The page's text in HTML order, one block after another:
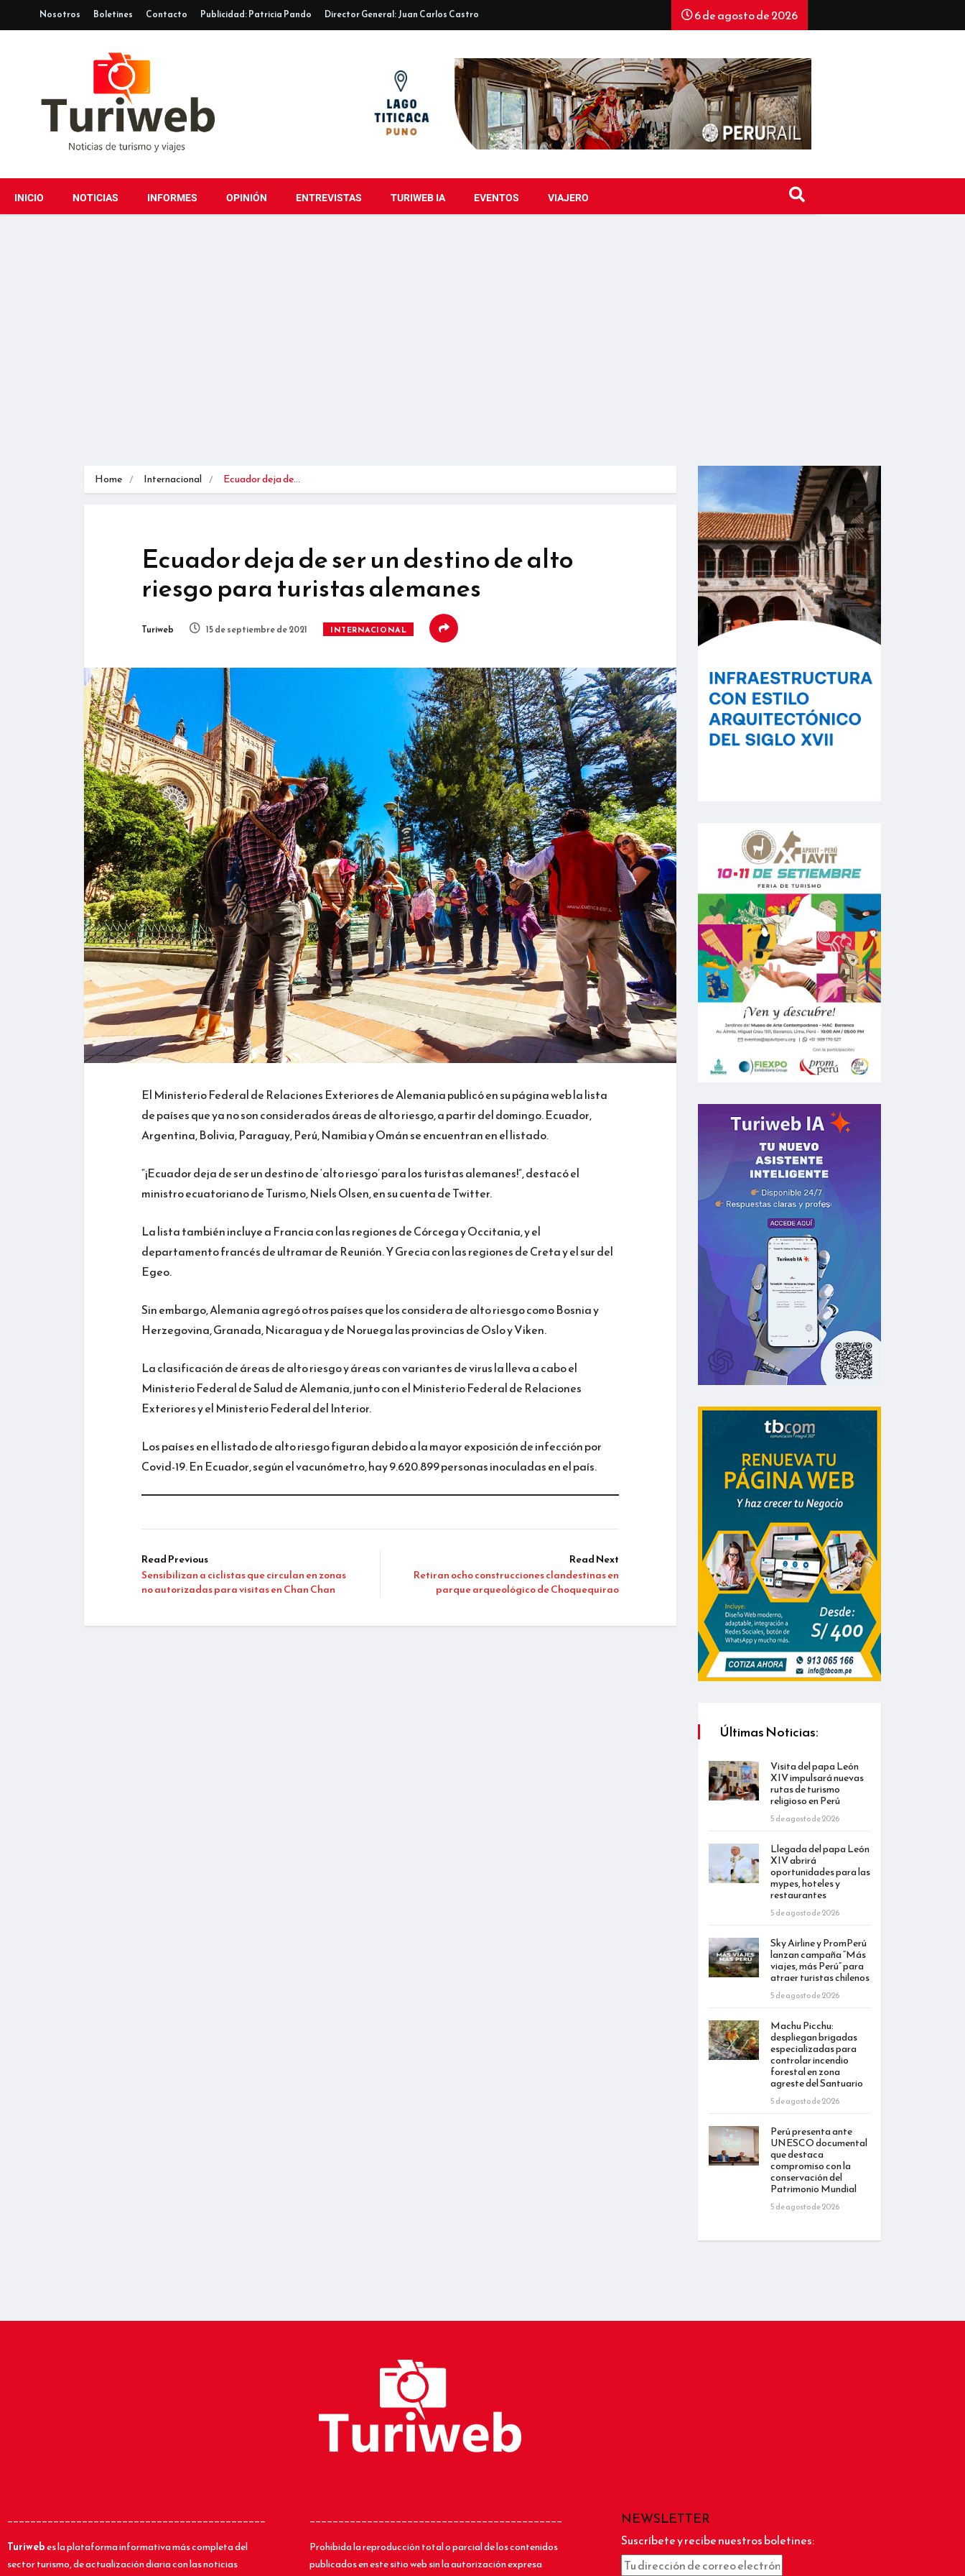
Nosotros Boletines Contacto Publicidad: Patricia Pando Director General: Juan Carlos Castro 6 de agosto de 2026
INICIO NOTICIAS INFORMES OPINIÓN ENTREVISTAS TURIWEB IA EVENTOS VIAJERO
Home Internacional Ecuador deja de…
Ecuador deja de ser un destino de alto
riesgo para turistas alemanes
Turiweb 15 de septiembre de 2021 INTERNACIONAL
El Ministerio Federal de Relaciones Exteriores de Alemania publicó en su página web la lista
de países que ya no son considerados áreas de alto riesgo, a partir del domingo. Ecuador,
Argentina, Bolivia, Paraguay, Perú, Namibia y Omán se encuentran en el listado.
“¡Ecuador deja de ser un destino de ‘alto riesgo’ para los turistas alemanes!”, destacó el
ministro ecuatoriano de Turismo, Niels Olsen, en su cuenta de Twitter.
La lista también incluye a Francia con las regiones de Córcega y Occitania, y el
departamento francés de ultramar de Reunión. Y Grecia con las regiones de Creta y el sur del
Egeo.
Sin embargo, Alemania agregó otros países que los considera de alto riesgo como Bosnia y
Herzegovina, Granada, Nicaragua y de Noruega las provincias de Oslo y Viken.
La clasificación de áreas de alto riesgo y áreas con variantes de virus la lleva a cabo el
Ministerio Federal de Salud de Alemania, junto con el Ministerio Federal de Relaciones
Exteriores y el Ministerio Federal del Interior.
Los países en el listado de alto riesgo figuran debido a la mayor exposición de infección por
Covid-19. En Ecuador, según el vacunómetro, hay 9.620.899 personas inoculadas en el país.
Read Previous
Sensibilizan a ciclistas que circulan en zonas
no autorizadas para visitas en Chan Chan
Read Next
Retiran ocho construcciones clandestinas en
parque arqueológico de Choquequirao
Últimas Noticias:
Visita del papa León
XIV impulsará nuevas
rutas de turismo
religioso en Perú
5 de agosto de 2026
Llegada del papa León
XIV abrirá
oportunidades para las
mypes, hoteles y
restaurantes
5 de agosto de 2026
Sky Airline y PromPerú
lanzan campaña “Más
viajes, más Perú” para
atraer turistas chilenos
5 de agosto de 2026
Machu Picchu:
despliegan brigadas
especializadas para
controlar incendio
forestal en zona
agreste del Santuario
5 de agosto de 2026
Perú presenta ante
UNESCO documental
que destaca
compromiso con la
conservación del
Patrimonio Mundial
5 de agosto de 2026
_____________________________________________
Turiwebes la plataforma informativa más completa del
sector turismo, de actualización diaria con las noticias
____________________________________________
Prohibida la reproducción total o parcial de los contenidos
publicados en este sitio web sin la autorización expresa
NEWSLETTER
Suscríbete y recibe nuestros boletines: